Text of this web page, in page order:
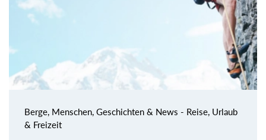
Berge, Menschen, Geschichten & News - Reise, Urlaub
& Freizeit